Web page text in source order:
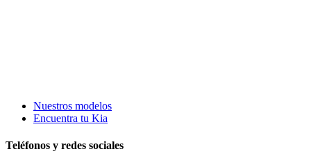
Nuestros modelos
Encuentra tu Kia
Teléfonos y redes sociales